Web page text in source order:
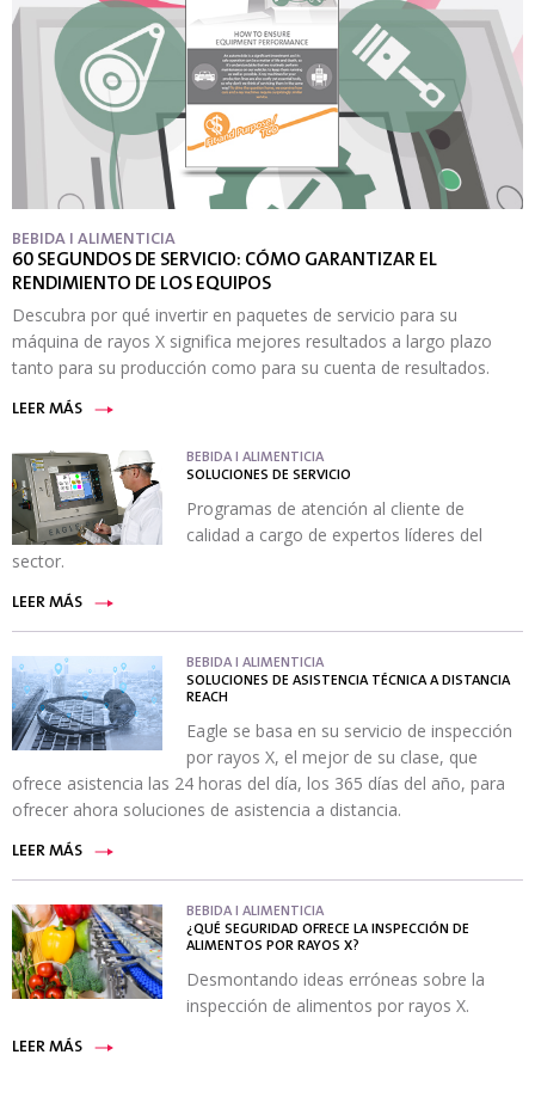
BEBIDA I ALIMENTICIA
60 SEGUNDOS DE SERVICIO: CÓMO GARANTIZAR EL
RENDIMIENTO DE LOS EQUIPOS
Descubra por qué invertir en paquetes de servicio para su
máquina de rayos X significa mejores resultados a largo plazo
tanto para su producción como para su cuenta de resultados.
LEER MÁS
BEBIDA I ALIMENTICIA
SOLUCIONES DE SERVICIO
Programas de atención al cliente de
calidad a cargo de expertos líderes del
sector.
LEER MÁS
BEBIDA I ALIMENTICIA
SOLUCIONES DE ASISTENCIA TÉCNICA A DISTANCIA
REACH
Eagle se basa en su servicio de inspección
por rayos X, el mejor de su clase, que
ofrece asistencia las 24 horas del día, los 365 días del año, para
ofrecer ahora soluciones de asistencia a distancia.
LEER MÁS
BEBIDA I ALIMENTICIA
¿QUÉ SEGURIDAD OFRECE LA INSPECCIÓN DE
ALIMENTOS POR RAYOS X?
Desmontando ideas erróneas sobre la
inspección de alimentos por rayos X.
LEER MÁS